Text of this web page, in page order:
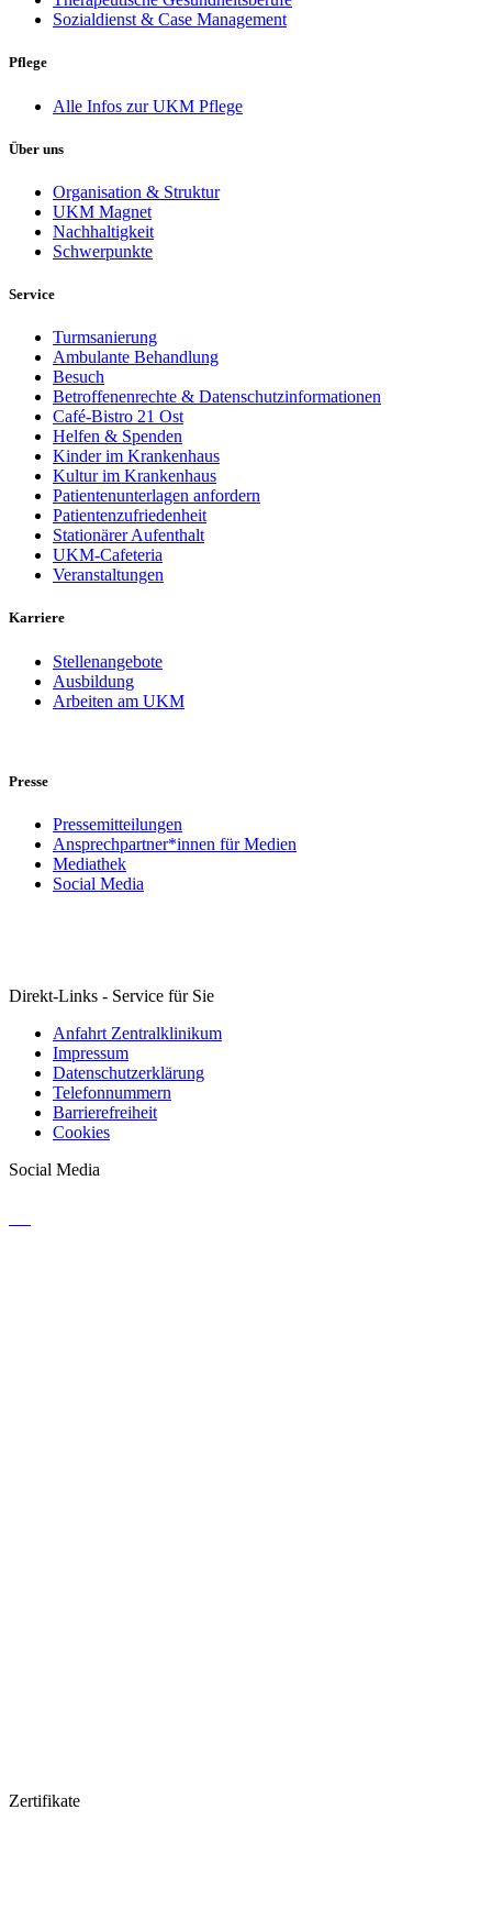
Sozialdienst & Case Management
Pflege
Alle Infos zur UKM Pflege
Über uns
Organisation & Struktur
UKM Magnet
Nachhaltigkeit
Schwerpunkte
Service
Turmsanierung
Ambulante Behandlung
Besuch
Betroffenenrechte & Datenschutzinformationen
Café-Bistro 21 Ost
Helfen & Spenden
Kinder im Krankenhaus
Kultur im Krankenhaus
Patientenunterlagen anfordern
Patientenzufriedenheit
Stationärer Aufenthalt
UKM-Cafeteria
Veranstaltungen
Karriere
Stellenangebote
Ausbildung
Arbeiten am UKM
Presse
Pressemitteilungen
Ansprechpartner*innen für Medien
Mediathek
Social Media
Direkt-Links - Service für Sie
Anfahrt Zentralklinikum
Impressum
Datenschutzerklärung
Telefonnummern
Barrierefreiheit
Cookies
Social Media
Zertifikate